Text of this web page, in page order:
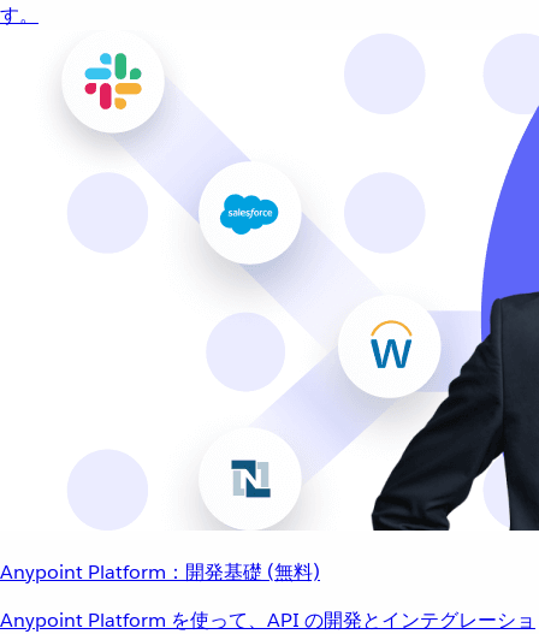
す。
Anypoint Platform：開発基礎 (無料)
Anypoint Platform を使って、API の開発とインテグレーショ